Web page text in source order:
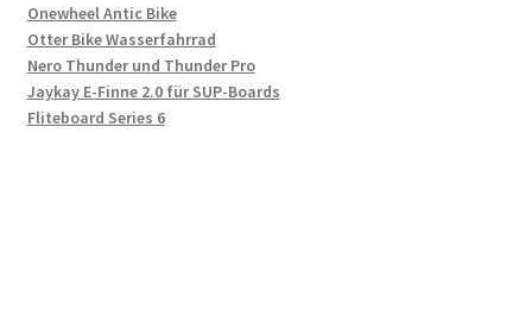
Onewheel Antic Bike
Otter Bike Wasserfahrrad
Nero Thunder und Thunder Pro
Jaykay E-Finne 2.0 für SUP-Boards
Fliteboard Series 6